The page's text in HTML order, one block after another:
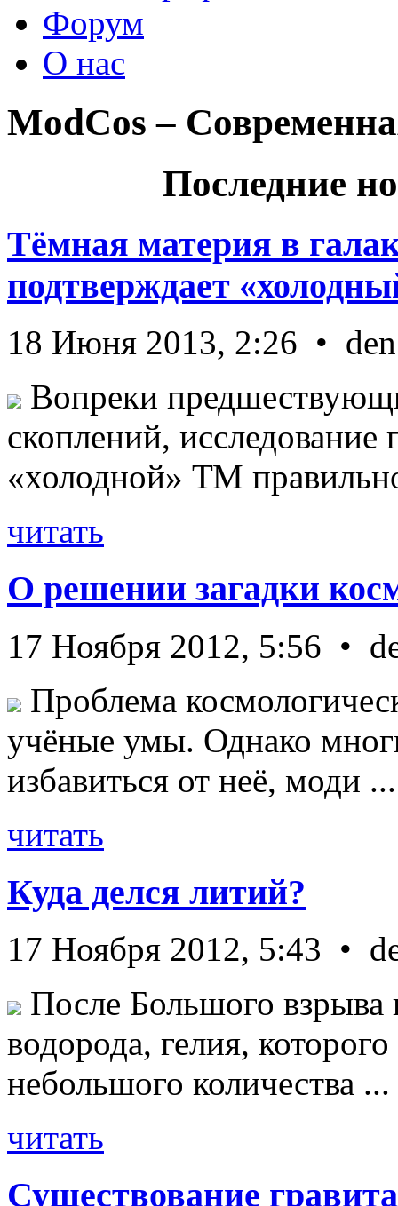
Форум
О нас
ModCos –
Последние
Тёмная материя в
подтверждает
18 Июня 2013, 2:26 • den
Вопреки
скоплений, исследование
«холодной» ТМ
читать
О решении загадки
17 Ноября 2012, 5:56 •
Проблема
учёные умы. Однако
избавиться от неё, моди ...
читать
Куда делся литий?
17 Ноября 2012, 5:43 •
После Большого взрыва
водорода, гелия,
небольшого количества ...
читать
Существование